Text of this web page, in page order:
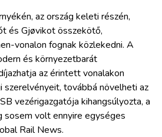
az ország keleti részén,
és Gjøvikot összekötő,
vonalon fognak közlekedni. A
és környezetbarát
az érintett vonalakon
szerelvényeit, továbbá növelheti az
vezérigazgatója kihangsúlyozta, a
sosem volt ennyire egységes
Rail News.